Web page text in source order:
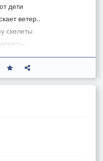
дети
ветер..
скелеты